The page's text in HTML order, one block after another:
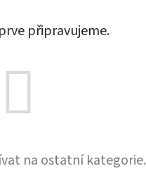
připravujeme.
na ostatní kategorie.